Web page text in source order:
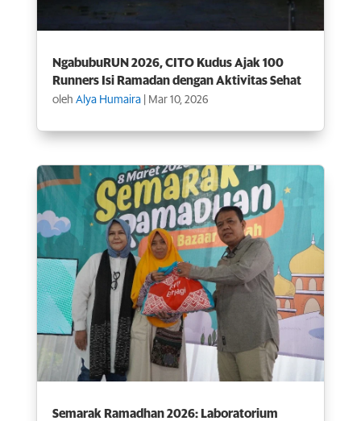
NgabubuRUN 2026, CITO Kudus Ajak 100
Runners Isi Ramadan dengan Aktivitas Sehat
oleh Alya Humaira| Mar 10, 2026
Semarak Ramadhan 2026: Laboratorium